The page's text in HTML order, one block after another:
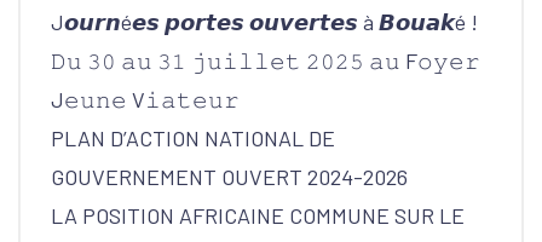
J𝙤𝙪𝙧𝙣é𝙚𝙨 𝙥𝙤𝙧𝙩𝙚𝙨 𝙤𝙪𝙫𝙚𝙧𝙩𝙚𝙨 à 𝘽𝙤𝙪𝙖𝙠é !
𝙳𝚞 𝟹𝟶 𝚊𝚞 𝟹𝟷 𝚓𝚞𝚒𝚕𝚕𝚎𝚝 𝟸𝟶𝟸𝟻 𝚊𝚞 F𝚘𝚢𝚎𝚛
J𝚎𝚞𝚗𝚎 V𝚒𝚊𝚝𝚎𝚞𝚛
PLAN D’ACTION NATIONAL DE
GOUVERNEMENT OUVERT 2024-2026
LA POSITION AFRICAINE COMMUNE SUR LE